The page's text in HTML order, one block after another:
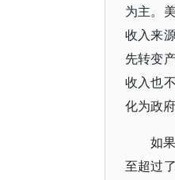
为主。
收入来
先转变
收入也
化为政
如
至超过